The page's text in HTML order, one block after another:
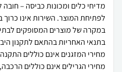
מדיחי כלים ומכונות כביסה –
במקרה של מוצרים המסופקים לבתי
מחירי הגרילים אינם כוללים